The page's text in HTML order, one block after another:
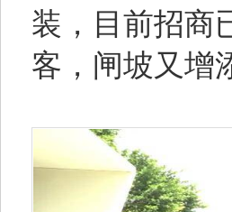
装，目前招商
客，闸坡又增